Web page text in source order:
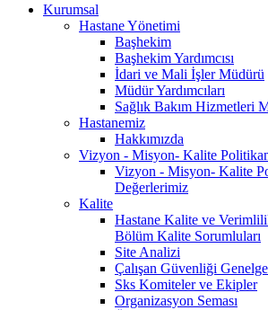
Kurumsal
Hastane Yönetimi
Başhekim
Başhekim Yardımcısı
İdari ve Mali İşler Müdürü
Müdür Yardımcıları
Sağlık Bakım Hizmetleri
Hastanemiz
Hakkımızda
Vizyon - Misyon- Kalite
Vizyon - Misyon- Kalite
Değerlerimiz
Kalite
Hastane Kalite ve
Bölüm Kalite Sorumluları
Site Analizi
Çalışan Güvenliği
Sks Komiteler ve Ekipler
Organizasyon Seması